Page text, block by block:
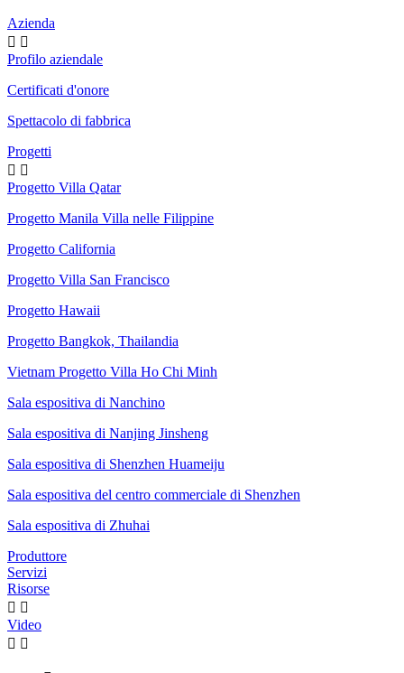
Azienda
 
Profilo aziendale
Certificati d'onore
Spettacolo di fabbrica
Progetti
 
Progetto Villa Qatar
Progetto Manila Villa nelle Filippine
Progetto California
Progetto Villa San Francisco
Progetto Hawaii
Progetto Bangkok, Thailandia
Vietnam Progetto Villa Ho Chi Minh
Sala espositiva di Nanchino
Sala espositiva di Nanjing Jinsheng
Sala espositiva di Shenzhen Huameiju
Sala espositiva del centro commerciale di Shenzhen
Sala espositiva di Zhuhai
Produttore
Servizi
Risorse
 
Video
 